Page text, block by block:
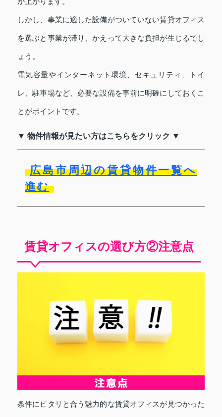
しかし、事業に適した設備がついていない賃貸オフィス
を選ぶと事業が滞り、かえって大きな負担が生じるでし
ょう。
電気容量やインターネット環境、セキュリティ、トイ
レ、駐車場など、必要な設備を事前に明確にしておくこ
とがポイントです。
▼ 物件情報が見たい方はこちらをクリック ▼
広島市周辺の賃貸物件一覧へ
進む
賃貸オフィスの選び方②注意点
条件にピタリと合う魅力的な賃貸オフィスが見つかった